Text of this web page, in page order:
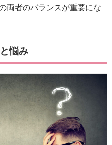
両者のバランスが重要にな
悩み